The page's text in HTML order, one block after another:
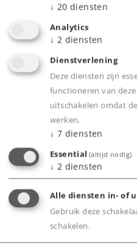
Highlights
Gedetailleerde
gemonteerde
Modellen met- en
Drie wagens met
twee wagens zonder.
Met verschillende
Alle wagens zijn
omdoos.
Product
↓ 20 diensten
Analytics
↓ 2 diensten
Dienstverlening
Deze diensten zijn
functioneren van
uitschakelen omdat
werken.
↓ 7 diensten
Essential (altijd nodig)
↓ 2 diensten
Alle diensten in- of
Gebruik deze
schakelen.